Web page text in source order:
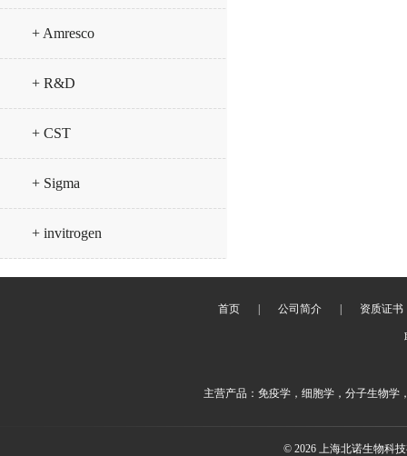
+ Amresco
+ R&D
+ CST
+ Sigma
+ invitrogen
首页 公司简介 资质证书
主营产品：免疫学，细胞学，分子生物学
© 2026 上海北诺生物科